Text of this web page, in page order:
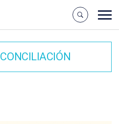
CONCILIACIÓN